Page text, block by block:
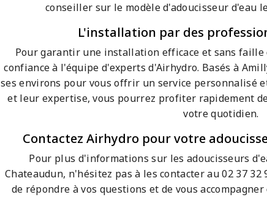
conseiller sur le modèle d'adoucisseur d'eau
L'installation par des
Pour garantir une installation efficace et sans faille
confiance à l'équipe d'experts d'Airhydro. Basés à
ses environs pour vous offrir un service personnalisé
et leur expertise, vous pourrez profiter rapidement
votre quotidien.
Contactez Airhydro pour votre
Pour plus d'informations sur les adoucisseurs
Chateaudun, n'hésitez pas à les contacter au 02 37
de répondre à vos questions et de vous